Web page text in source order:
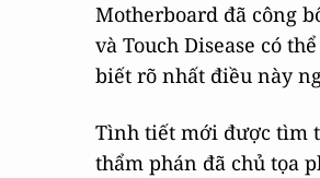
Motherboard đã công
và Touch Disease có
biết rõ nhất điều này
Tình tiết mới được tìm
thẩm phán đã chủ tọa